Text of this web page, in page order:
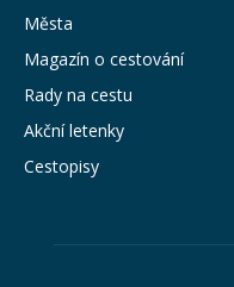
Města
Magazín o cestování
Rady na cestu
Akční letenky
Cestopisy